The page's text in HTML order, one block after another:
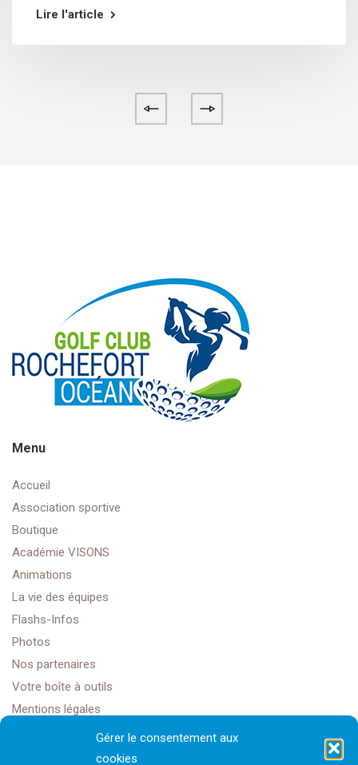
Gérer le consentement aux
cookies
Lire l'article
Menu
Accueil
Association sportive
Boutique
Académie VISONS
Animations
La vie des équipes
Flashs-Infos
Photos
Nos partenaires
Votre boîte à outils
Mentions légales